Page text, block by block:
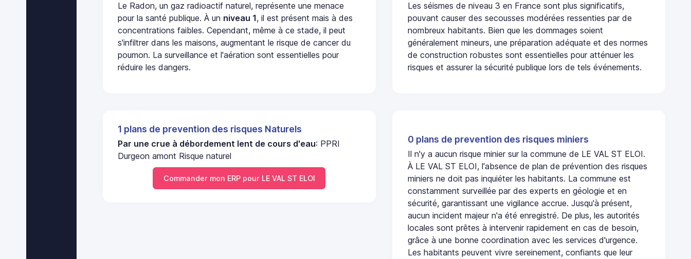
Le Radon, un gaz radioactif naturel, représente une menace
pour la santé publique. À un niveau 1, il est présent mais à des
concentrations faibles. Cependant, même à ce stade, il peut
s'infiltrer dans les maisons, augmentant le risque de cancer du
poumon. La surveillance et l'aération sont essentielles pour
réduire les dangers.
Les séismes de niveau 3 en France sont plus significatifs,
pouvant causer des secousses modérées ressenties par de
nombreux habitants. Bien que les dommages soient
généralement mineurs, une préparation adéquate et des normes
de construction robustes sont essentielles pour atténuer les
risques et assurer la sécurité publique lors de tels événements.
1 plans de prevention des risques Naturels
Par une crue à débordement lent de cours d'eau: PPRI
Durgeon amont Risque naturel
Commander mon ERP pour LE VAL ST ELOI
0 plans de prevention des risques miniers
Il n'y a aucun risque minier sur la commune de LE VAL ST ELOI.
À LE VAL ST ELOI, l'absence de plan de prévention des risques
miniers ne doit pas inquiéter les habitants. La commune est
constamment surveillée par des experts en géologie et en
sécurité, garantissant une vigilance accrue. Jusqu'à présent,
aucun incident majeur n'a été enregistré. De plus, les autorités
locales sont prêtes à intervenir rapidement en cas de besoin,
grâce à une bonne coordination avec les services d'urgence.
Les habitants peuvent vivre sereinement, confiants que leur